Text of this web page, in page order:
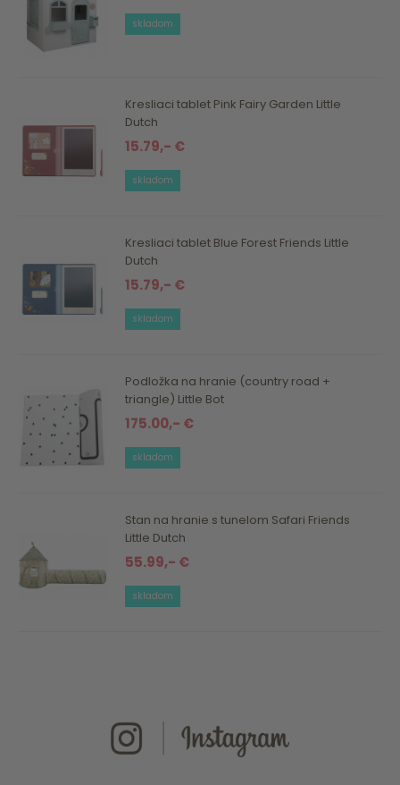
skladom
Kresliaci tablet Pink Fairy Garden Little
Dutch
15.79,- €
skladom
Kresliaci tablet Blue Forest Friends Little
Dutch
15.79,- €
skladom
Podložka na hranie (country road +
triangle) Little Bot
175.00,- €
skladom
Stan na hranie s tunelom Safari Friends
Little Dutch
55.99,- €
skladom